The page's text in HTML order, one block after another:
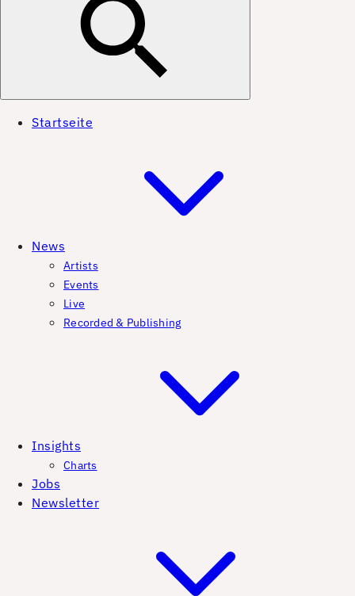
Startseite
News
Artists
Events
Live
Recorded & Publishing
Insights
Charts
Jobs
Newsletter